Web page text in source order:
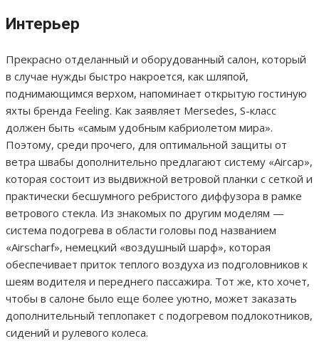
Интерьер
Прекрасно отделанный и оборудованный салон, который
в случае нужды быстро накроется, как шляпой,
поднимающимся верхом, напоминает открытую гостиную
яхты бренда Feeling. Как заявляет Mersedes, S-класс
должен быть «самым удобным кабриолетом мира».
Поэтому, среди прочего, для оптимальной защиты от
ветра швабы дополнительно предлагают систему «Aircap»,
которая состоит из выдвижной ветровой планки с сеткой и
практически бесшумного ребристого диффузора в рамке
ветрового стекла. Из знакомых по другим моделям —
система подогрева в области головы под названием
«Airscharf», немецкий «воздушный шарф», которая
обеспечивает приток теплого воздуха из подголовников к
шеям водителя и переднего пассажира. Тот же, кто хочет,
чтобы в салоне было еще более уютно, может заказать
дополнительный теплопакет с подогревом подлокотников,
сидений и рулевого колеса.